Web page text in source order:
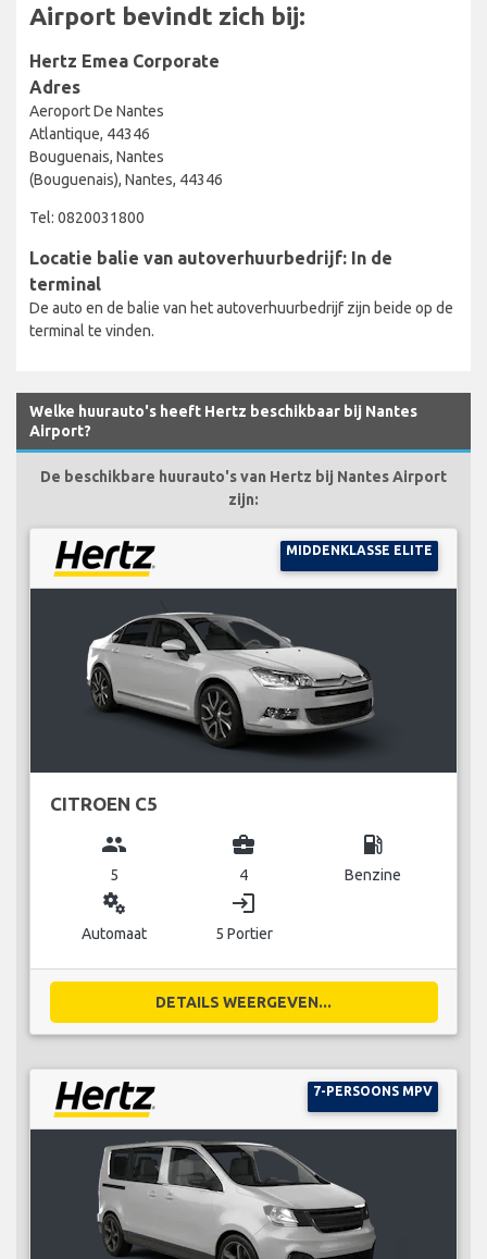
Airport bevindt zich bij:
Hertz Emea Corporate
Adres
Aeroport De Nantes
Atlantique, 44346
Bouguenais, Nantes
(Bouguenais), Nantes, 44346
Tel: 0820031800
Locatie balie van autoverhuurbedrijf: In de
terminal
De auto en de balie van het autoverhuurbedrijf zijn beide op de
terminal te vinden.
Welke huurauto's heeft Hertz beschikbaar bij Nantes
Airport?
De beschikbare huurauto's van Hertz bij Nantes Airport
zijn:
MIDDENKLASSE ELITE
CITROEN C5
group
5
business_center
4
local_gas_station
Benzine
miscellaneous_services
Automaat
login
5 Portier
DETAILS WEERGEVEN...
7-PERSOONS MPV